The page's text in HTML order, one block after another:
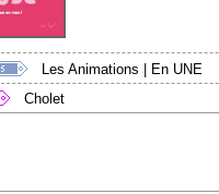
Les Animations
En UNE
Cholet